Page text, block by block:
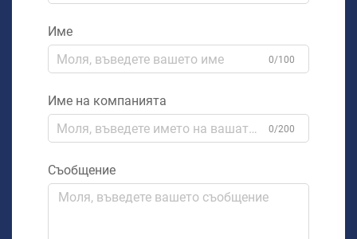
Име
0/100
Име на компанията
0/200
Съобщение